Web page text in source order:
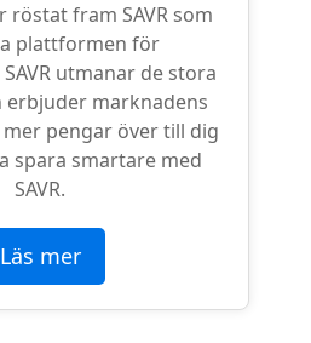
röstat fram SAVR som
plattformen för
utmanar de stora
marknadens
mer pengar över till dig
spara smartare med
SAVR.
Läs mer